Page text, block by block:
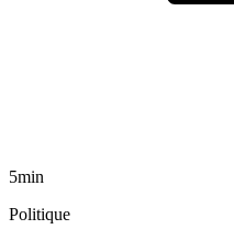
5min
Politique